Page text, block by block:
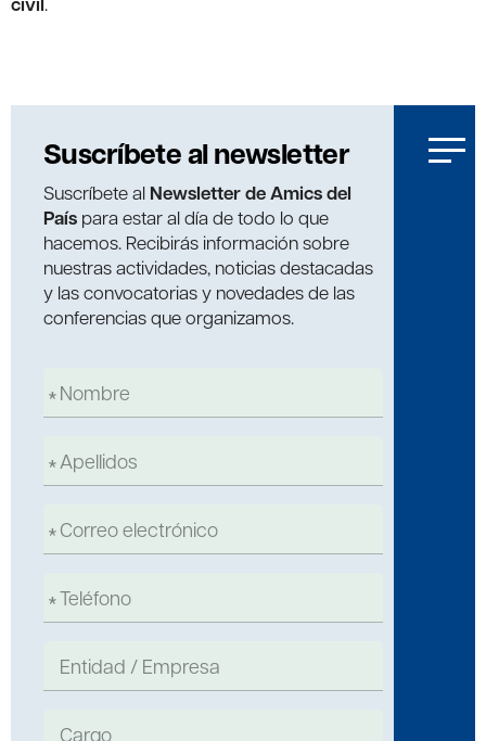
Suscríbete al newsletter
Suscríbete al Newsletter de Amics del
País para estar al día de todo lo que
hacemos. Recibirás información sobre
nuestras actividades, noticias destacadas
y las convocatorias y novedades de las
conferencias que organizamos.